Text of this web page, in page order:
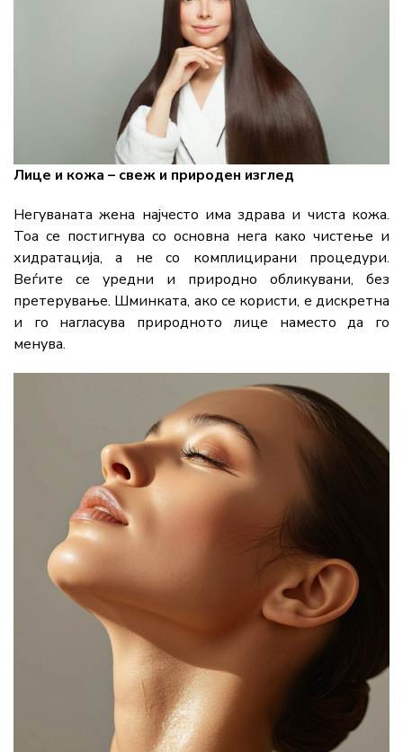
Лице и кожа – свеж и природен изглед
Негуваната жена најчесто има здрава и чиста кожа.
Тоа се постигнува со основна нега како чистење и
хидратација, а не со комплицирани процедури.
Веѓите се уредни и природно обликувани, без
претерување. Шминката, ако се користи, е дискретна
и го нагласува природното лице наместо да го
менува.